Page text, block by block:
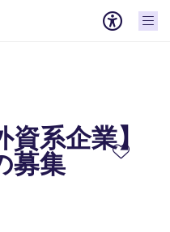
資系企業】
募集